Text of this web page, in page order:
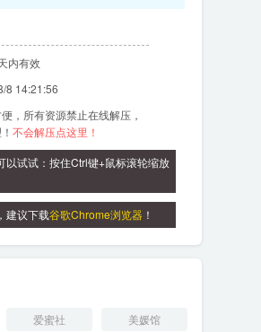
内有效
8 14:21:56
，所有资源禁止在线解压，
不会解压点这里！
以试试：按住Ctrl键+鼠标滚轮缩放
建议下载谷歌Chrome浏览器 ！
爱蜜社 美媛馆